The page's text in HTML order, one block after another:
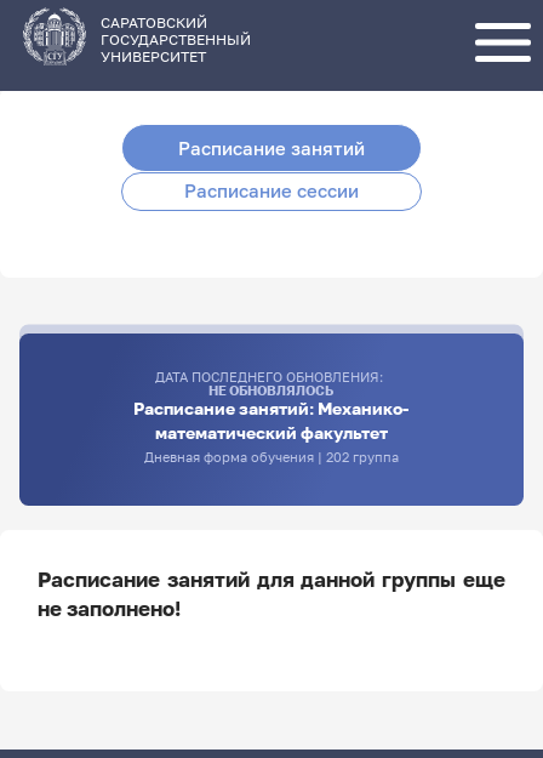
основному
содержанию
САРАТОВСКИЙ
ГОСУДАРСТВЕННЫЙ
УНИВЕРСИТЕТ
Расписание занятий
Расписание сессии
ДАТА ПОСЛЕДНЕГО ОБНОВЛЕНИЯ:
НЕ ОБНОВЛЯЛОСЬ
Расписание занятий: Механико-
математический факультет
Дневная форма обучения | 202 группа
Расписание занятий для данной группы еще
не заполнено!